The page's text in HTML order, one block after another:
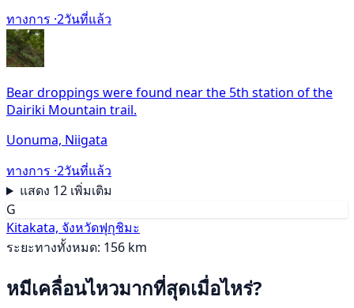
ทางการ ·2วันที่แล้ว
Bear droppings were found near the 5th station of the
Dairiki Mountain trail.
Uonuma, Niigata
ทางการ ·2วันที่แล้ว
แสดง 12 เพิ่มเติม
G
Kitakata, จังหวัดฟุกุชิมะ
ระยะทางทั้งหมด: 156 km
หมีเคลื่อนไหวมากที่สุดเมื่อไหร่?